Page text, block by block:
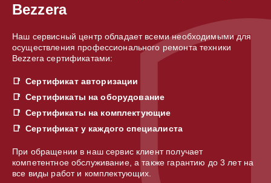
Bezzera
Наш сервисный центр обладает всеми необходимыми для
осуществления профессионального ремонта техники
Bezzera сертификатами:
Сертификат авторизации
Сертификаты на оборудование
Сертификаты на комплектующие
Сертификат у каждого специалиста
При обращении в наш сервис клиент получает
компетентное обслуживание, а также гарантию до 3 лет на
все виды работ и комплектующих.